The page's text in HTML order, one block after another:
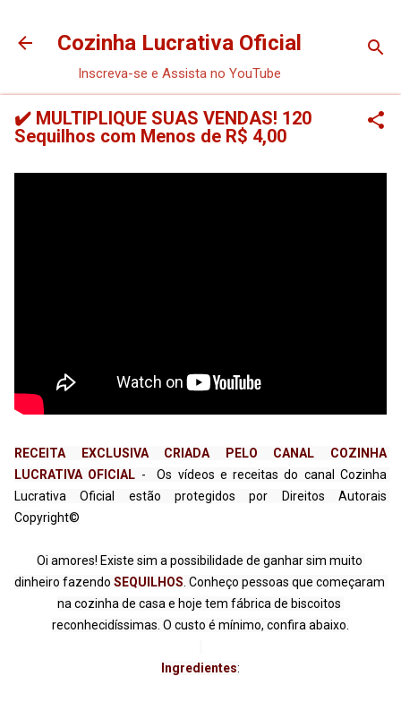
Cozinha Lucrativa Oficial
Inscreva-se e Assista no YouTube
✔️ MULTIPLIQUE SUAS VENDAS! 120
Sequilhos com Menos de R$ 4,00
RECEITA EXCLUSIVA CRIADA PELO CANAL COZINHA
LUCRATIVA OFICIAL -  Os vídeos e receitas do canal Cozinha
Lucrativa Oficial estão protegidos por Direitos Autorais
Copyright©
Oi amores! Existe sim a possibilidade de ganhar sim muito
dinheiro fazendo SEQUILHOS . Conheço pessoas que começaram
na cozinha de casa e hoje tem fábrica de biscoitos
reconhecidíssimas. O custo é mínimo, confira abaixo.
Ingredientes: